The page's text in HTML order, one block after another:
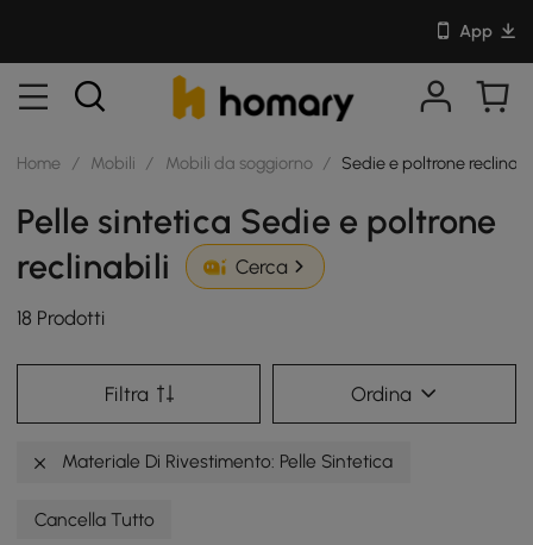
App
Home / Mobili / Mobili da soggiorno / Sedie e poltrone
Pelle sintetica Sedie e poltrone
reclinabili
Cerca
18 Prodotti
Filtra Ordina
Materiale Di Rivestimento: Pelle Sintetica
Cancella Tutto